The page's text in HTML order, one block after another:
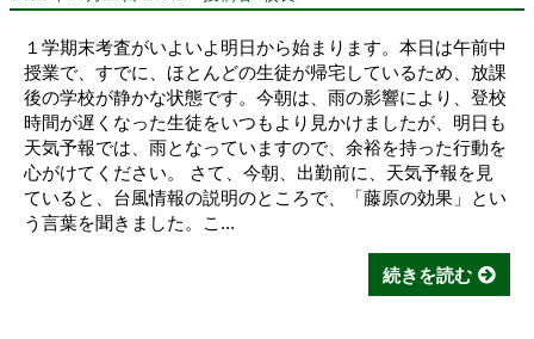
１学期末考査がいよいよ明日から始まります。本日は午前中
授業で、すでに、ほとんどの生徒が帰宅しているため、放課
後の学校が静かな状態です。今朝は、雨の影響により、登校
時間が遅くなった生徒をいつもより見かけましたが、明日も
天気予報では、雨となっていますので、余裕を持った行動を
心がけてください。 さて、今朝、出勤前に、天気予報を見
ていると、台風情報の説明のところで、「藤原の効果」とい
う言葉を聞きました。こ...
続きを読む